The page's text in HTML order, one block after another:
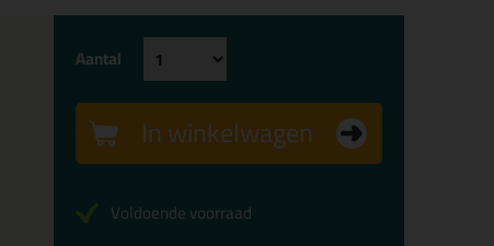
Aantal
In winkelwagen
Voldoende voorraad